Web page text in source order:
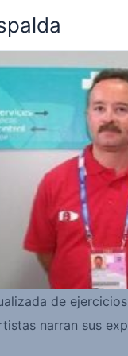
de
narran sus